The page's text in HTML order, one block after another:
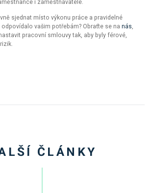
i zaměstnavatele.
sjednat místo výkonu práce a pravidelné
vašim potřebám? Obraťte se na nás
pracovní smlouvy tak, aby byly férové,
ČLÁNKY